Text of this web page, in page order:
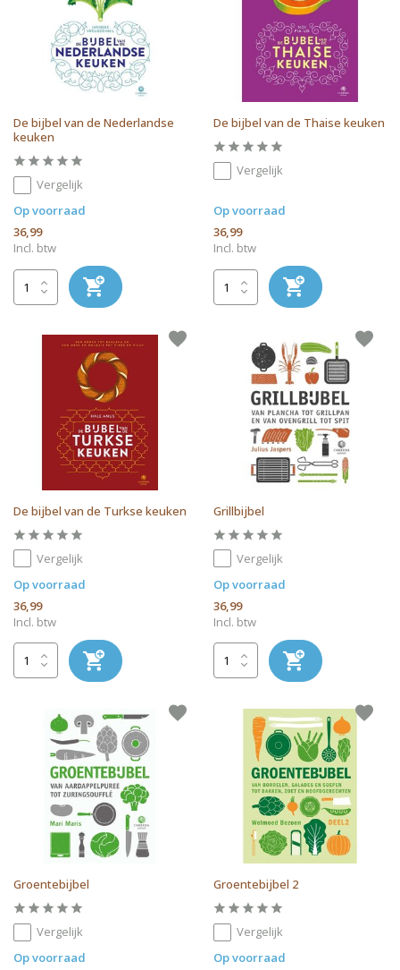
De bijbel van de Nederlandse
keuken
Vergelijk
Op voorraad
36,99
Incl. btw
De bijbel van de Thaise keuken
Vergelijk
Op voorraad
36,99
Incl. btw
De bijbel van de Turkse keuken
Vergelijk
Op voorraad
36,99
Incl. btw
Grillbijbel
Vergelijk
Op voorraad
36,99
Incl. btw
Groentebijbel
Vergelijk
Op voorraad
Groentebijbel 2
Vergelijk
Op voorraad